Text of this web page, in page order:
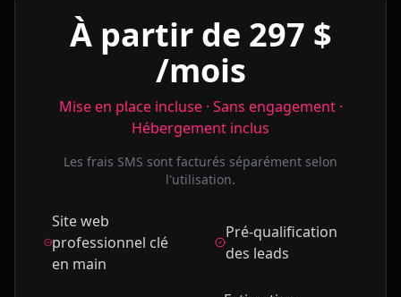
À partir de 297 $
/mois
Mise en place incluse · Sans engagement ·
Hébergement inclus
Les frais SMS sont facturés séparément selon
l'utilisation.
Site web
professionnel clé
en main
Pré-qualification
des leads